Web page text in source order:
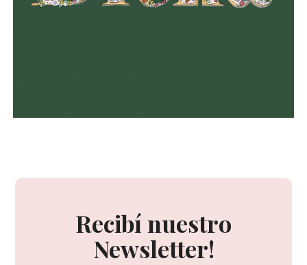
Recibí nuestro
Newsletter!